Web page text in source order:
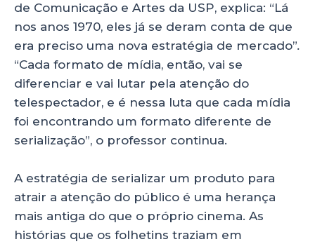
de Comunicação e Artes da USP, explica: “Lá
nos anos 1970, eles já se deram conta de que
era preciso uma nova estratégia de mercado”.
“Cada formato de mídia, então, vai se
diferenciar e vai lutar pela atenção do
telespectador, e é nessa luta que cada mídia
foi encontrando um formato diferente de
serialização”, o professor continua.
A estratégia de serializar um produto para
atrair a atenção do público é uma herança
mais antiga do que o próprio cinema. As
histórias que os folhetins traziam em